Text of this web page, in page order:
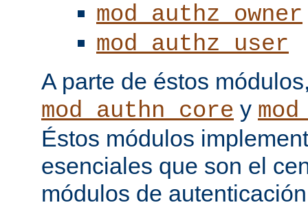
mod_authz_owner
mod_authz_user
A parte de éstos
mod_authn_core y
Éstos módulos
esenciales que son el
módulos de